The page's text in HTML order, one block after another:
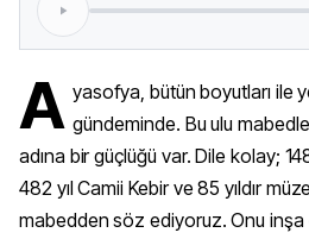
A yasofya, bütün boyutları ile
gündeminde. Bu ulu
adına bir güçlüğü var. Dile kolay;
482 yıl Camii Kebir ve 85 yıldır
mabedden söz ediyoruz. Onu